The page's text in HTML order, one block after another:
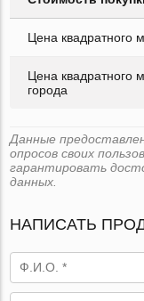
Цена квадратного
Цена квадратного
города
Данные
опросов своих
гарантировать
данных.
НАПИСАТЬ